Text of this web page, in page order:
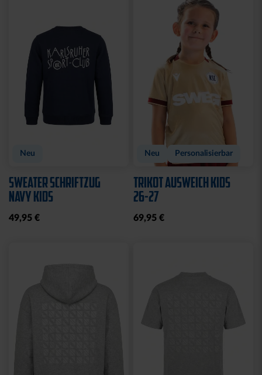
Neu
SWEATER SCHRIFTZUG
NAVY KIDS
49,95 €
Neu Personalisierbar
TRIKOT AUSWEICH KIDS
26-27
69,95 €